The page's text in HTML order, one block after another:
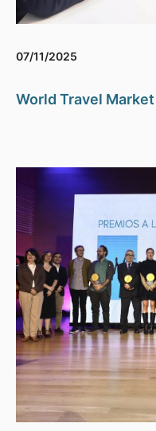
07/11/2025
World Travel Market